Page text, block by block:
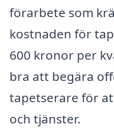
förarbete som
kostnaden för
600 kronor per
bra att begära
tapetserare för
och tjänster.